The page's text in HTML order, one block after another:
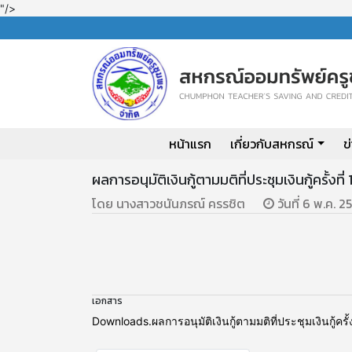
"/>
หน้าแรก เกี่ยวกับสหกรณ์
ผลการอนุมัติเงินกู้ตามมติที่ประชุมเงินกู้ครั้ง
โดย นางสาวชนันภรณ์ ครรชิต วันที่ 6 พ.ค.
เอกสาร
Downloads.ผลการอนุมัติเงินกู้ตามมติที่ประชุมเงินกู้